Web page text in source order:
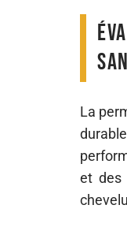
La
et des